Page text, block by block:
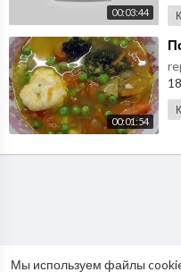
Мы используем файлы
00:03:44
00:01:54